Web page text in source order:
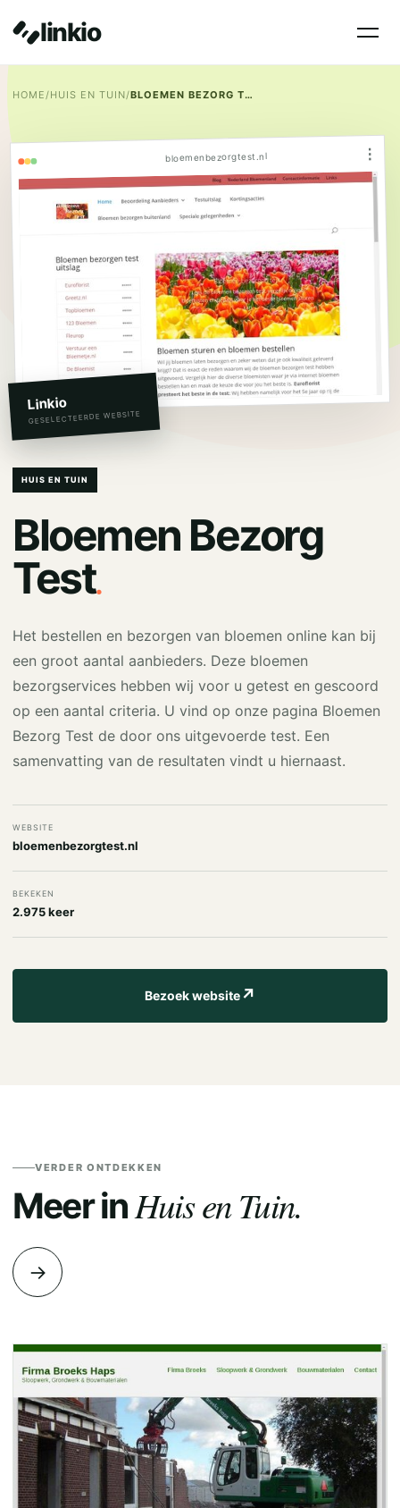
linkio
HOME/HUIS EN TUIN/ BLOEMEN BEZORG TEST
bloemenbezorgtest.nl ⋮
Linkio
GESELECTEERDE WEBSITE
HUIS EN TUIN
Bloemen Bezorg
Test.
Het bestellen en bezorgen van bloemen online kan bij
een groot aantal aanbieders. Deze bloemen
bezorgservices hebben wij voor u getest en gescoord
op een aantal criteria. U vind op onze pagina Bloemen
Bezorg Test de door ons uitgevoerde test. Een
samenvatting van de resultaten vindt u hiernaast.
WEBSITE
bloemenbezorgtest.nl
BEKEKEN
2.975 keer
Bezoek website↗
VERDER ONTDEKKEN
Meer inHuis en Tuin.
→